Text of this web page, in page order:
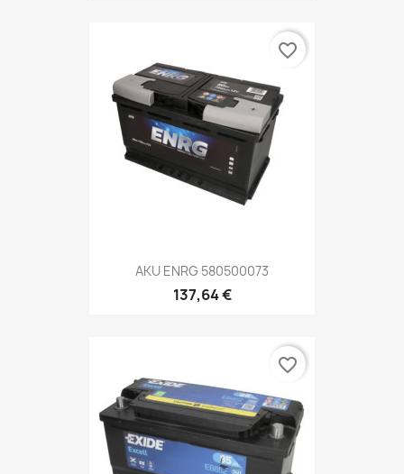
AKU ENRG 580500073
137,64 €
favorite_border
favorite_border